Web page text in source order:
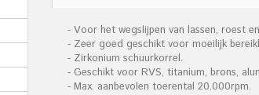
- Voor het wegslijpen van lassen, roest
- Zeer goed geschikt voor moeilijk
- Zirkonium schuurkorrel.
- Geschikt voor RVS, titanium, brons,
- Max. aanbevolen toerental 20.000rpm.